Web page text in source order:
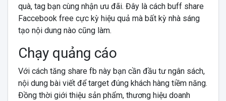
quà, tag bạn cùng nhận ưu đãi. Đây là cách buff share
Faccebook free cực kỳ hiệu quả mà bất kỳ nhà sáng
tạo nội dung nào cũng làm.
Chạy quảng cáo
Với cách tăng share fb này bạn cần đầu tư ngân sách,
nội dung bài viết để target đúng khách hàng tiềm năng.
Đồng thời giới thiệu sản phẩm, thương hiệu doanh